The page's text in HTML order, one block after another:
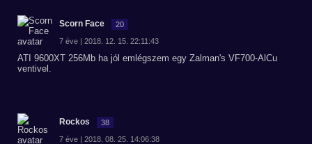
Scorn Face 20
7 éve | 2018. 12. 15. 22:11:43
ATI 9600XT 256Mb ha jól emlégszem egy Zalman's VF700-AlCu
ventivel.
Rockos 38
7 éve | 2018. 08. 25. 14:06:38